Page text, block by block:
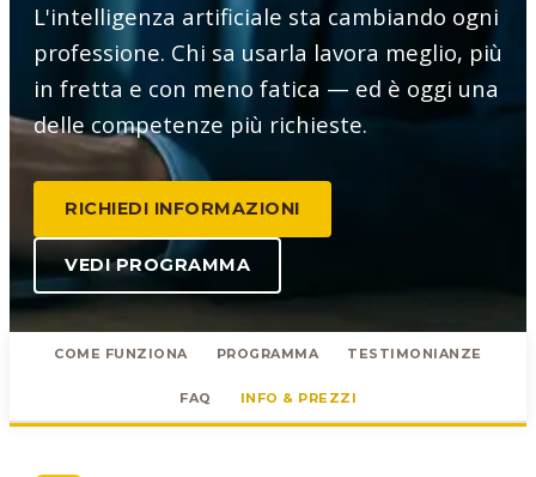
L'intelligenza artificiale sta cambiando ogni
professione. Chi sa usarla lavora meglio, più
in fretta e con meno fatica — ed è oggi una
delle competenze più richieste.
RICHIEDI INFORMAZIONI
VEDI PROGRAMMA
COME FUNZIONA PROGRAMMA TESTIMONIANZE
FAQ INFO & PREZZI